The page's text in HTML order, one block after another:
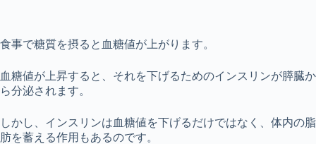
食事で糖質を摂ると血糖値が上がります。
血糖値が上昇すると、それを下げるためのインスリンが膵臓か
ら分泌されます。
しかし、インスリンは血糖値を下げるだけではなく、体内の脂
肪を蓄える作用もあるのです。